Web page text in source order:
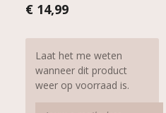
€ 14,99
Laat het me weten
wanneer dit product
weer op voorraad is.